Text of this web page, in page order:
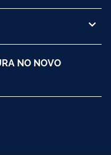
NO NOVO